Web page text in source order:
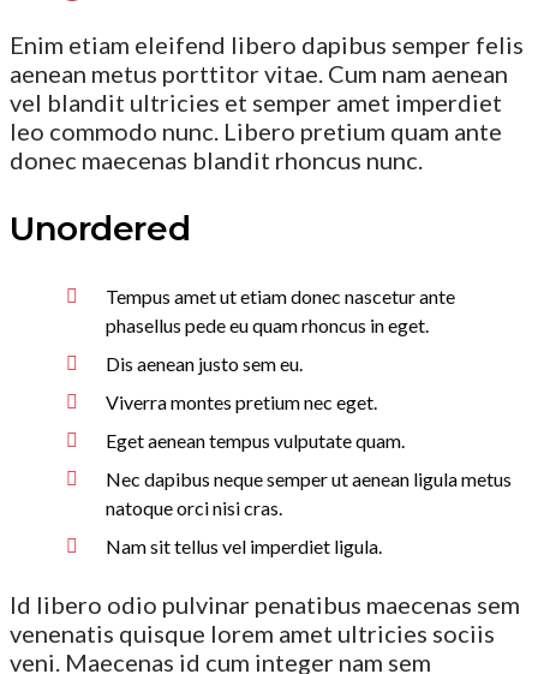
Enim etiam eleifend libero dapibus semper felis
aenean metus porttitor vitae. Cum nam aenean
vel blandit ultricies et semper amet imperdiet
leo commodo nunc. Libero pretium quam ante
donec maecenas blandit rhoncus nunc.
Unordered
Tempus amet ut etiam donec nascetur ante
phasellus pede eu quam rhoncus in eget.
Dis aenean justo sem eu.
Viverra montes pretium nec eget.
Eget aenean tempus vulputate quam.
Nec dapibus neque semper ut aenean ligula metus
natoque orci nisi cras.
Nam sit tellus vel imperdiet ligula.
Id libero odio pulvinar penatibus maecenas sem
venenatis quisque lorem amet ultricies sociis
veni. Maecenas id cum integer nam sem